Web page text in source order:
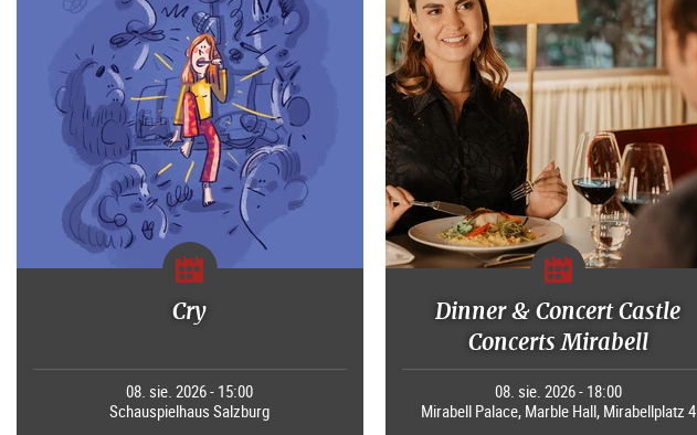
Cry
08. sie. 2026 - 15:00
Schauspielhaus Salzburg
Dinner & Concert Castle
Concerts Mirabell
08. sie. 2026 - 18:00
Mirabell Palace, Marble Hall, Mirabellplatz 4